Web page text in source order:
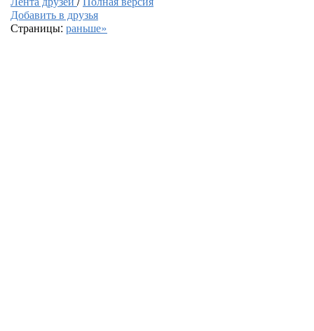
Добавить в друзья
Страницы: раньше»